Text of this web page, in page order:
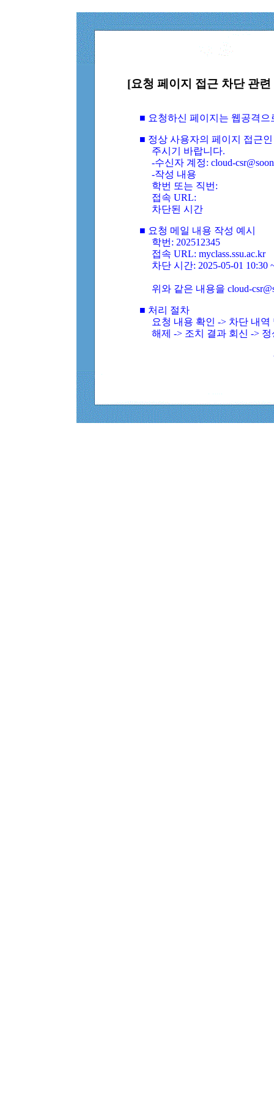
[요청 페이지 접근 차단 관
■ 요청하신 페이지는 웹공격
■ 정상 사용자의 페이지 접근
주시기 바랍니다.
-수신자 계정: cloud-
-작성 내용
학번 또는 직번:
접속 URL:
차단된 시간
■ 요청 메일 내용 작성 예시
학번: 202512345
접속 URL: myclass.ssu.ac.kr
차단 시간: 2025-05-01 10:30
위와 같은 내용을 cloud-
■ 처리 절차
요청 내용 확인 -> 차단 내
해제 -> 조치 결과 회신 ->